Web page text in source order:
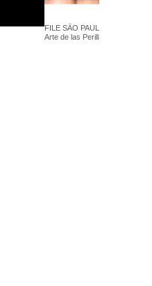
FILE SÃO PAULO 2022 -
Arte de las Perillas -